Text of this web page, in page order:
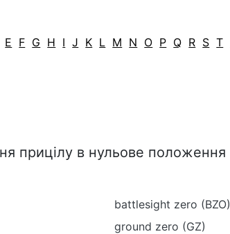
E F G H I J K L M N O P Q R S T
прицілу в нульове положення
battlesight zero (BZO)
ground zero (GZ)